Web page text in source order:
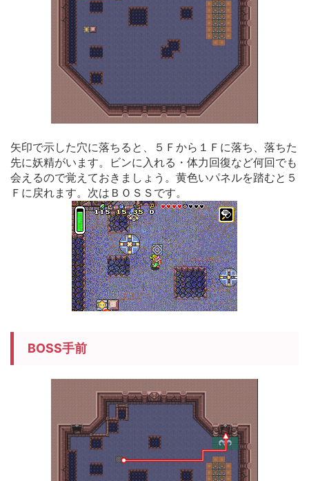
矢印で示した穴に落ちると、５Ｆから１Ｆに落ち、落ちた
先に妖精がいます。ビンに入れる・体力回復など何回でも
会えるので覚えておきましょう。黄色いパネルを踏むと５
Ｆに戻れます。次はＢＯＳＳです。
BOSS手前